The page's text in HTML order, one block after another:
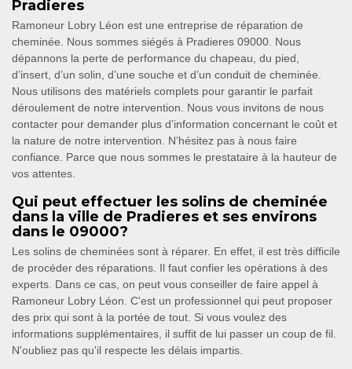
Pradieres
Ramoneur Lobry Léon est une entreprise de réparation de
cheminée. Nous sommes siégés à Pradieres 09000. Nous
dépannons la perte de performance du chapeau, du pied,
d’insert, d’un solin, d’une souche et d’un conduit de cheminée.
Nous utilisons des matériels complets pour garantir le parfait
déroulement de notre intervention. Nous vous invitons de nous
contacter pour demander plus d’information concernant le coût et
la nature de notre intervention. N’hésitez pas à nous faire
confiance. Parce que nous sommes le prestataire à la hauteur de
vos attentes.
Qui peut effectuer les solins de cheminée
dans la ville de Pradieres et ses environs
dans le 09000?
Les solins de cheminées sont à réparer. En effet, il est très difficile
de procéder des réparations. Il faut confier les opérations à des
experts. Dans ce cas, on peut vous conseiller de faire appel à
Ramoneur Lobry Léon. C'est un professionnel qui peut proposer
des prix qui sont à la portée de tout. Si vous voulez des
informations supplémentaires, il suffit de lui passer un coup de fil.
N'oubliez pas qu'il respecte les délais impartis.